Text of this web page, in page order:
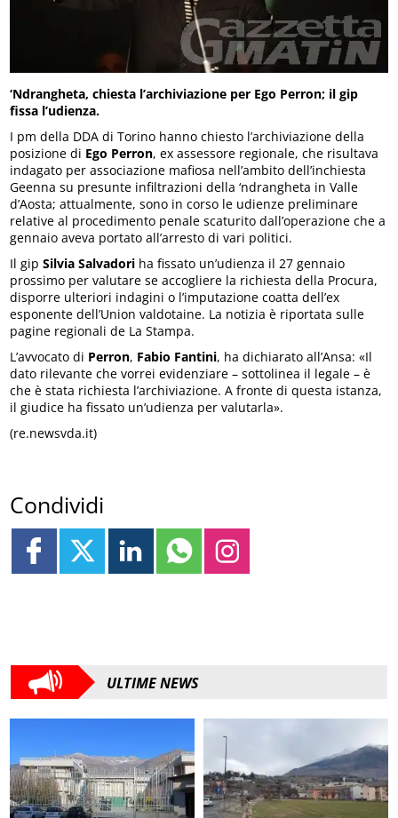
‘Ndrangheta, chiesta l’archiviazione per Ego Perron; il gip
fissa l’udienza.
I pm della DDA di Torino hanno chiesto l’archiviazione della
posizione di Ego Perron, ex assessore regionale, che risultava
indagato per associazione mafiosa nell’ambito dell’inchiesta
Geenna su presunte infiltrazioni della ‘ndrangheta in Valle
d’Aosta; attualmente, sono in corso le udienze preliminare
relative al procedimento penale scaturito dall’operazione che a
gennaio aveva portato all’arresto di vari politici.
Il gipSilvia Salvadori ha fissato un’udienza il 27 gennaio
prossimo per valutare se accogliere la richiesta della Procura,
disporre ulteriori indagini o l’imputazione coatta dell’ex
esponente dell’Union valdotaine. La notizia è riportata sulle
pagine regionali de La Stampa.
L’avvocato di Perron, Fabio Fantini, ha dichiarato all’Ansa: «Il
dato rilevante che vorrei evidenziare – sottolinea il legale – è
che è stata richiesta l’archiviazione. A fronte di questa istanza,
il giudice ha fissato un’udienza per valutarla».
(re.newsvda.it)
Condividi
ULTIME NEWS